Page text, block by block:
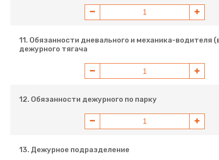
11. Обязанности дневального и механика-водителя
дежурного тягача
12. Обязанности дежурного по парку
13. Дежурное подразделение